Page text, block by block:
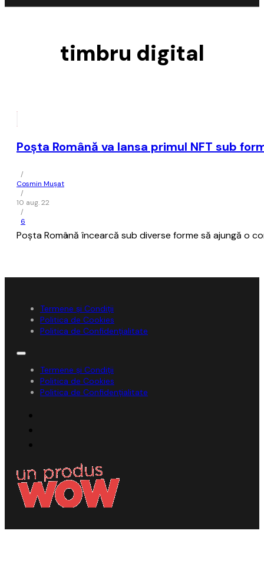
timbru digital
Poşta Română va lansa primul NFT sub
/
Cosmin Mușat
/
10 aug. 22
/
6
Poşta Română încearcă sub diverse forme să ajungă o
Termene și Condiții
Politica de Cookies
Politica de Confidențialitate
Termene și Condiții
Politica de Cookies
Politica de Confidențialitate